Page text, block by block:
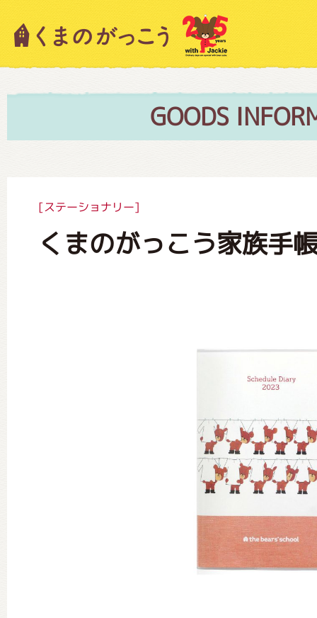
GOODS
[ステーショナリー]
くまのがっこう家族手
キャラクター紹介
絵本・作家紹介
グッズインフォメーション
ミュージカル・コンサート
チア ジャッキーズ！